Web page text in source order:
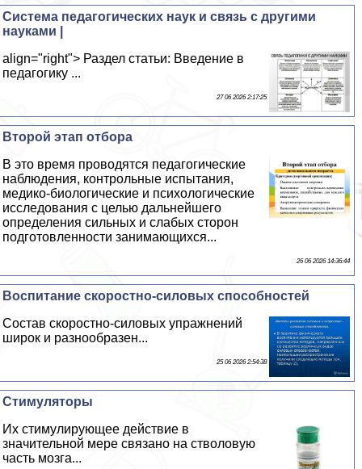
Система педагогических наук и связь с другими
науками |
align="right"> Раздел статьи: Введение в
педагогику ...
27 06 2026 2:17:25
Второй этап отбора
В это время проводятся педагогические
наблюдения, контрольные испытания,
медико-биологические и психологические
исследования с целью дальнейшего
определения сильных и слабых сторон
подготовленности занимающихся...
26 06 2026 14:36:44
Воспитание скоростно-силовых способностей
Состав скоростно-силовых упражнений
широк и разнообразен...
25 06 2026 2:54:38
Стимуляторы
Их стимулирующее действие в
значительной мере связано на стволовую
часть мозга...